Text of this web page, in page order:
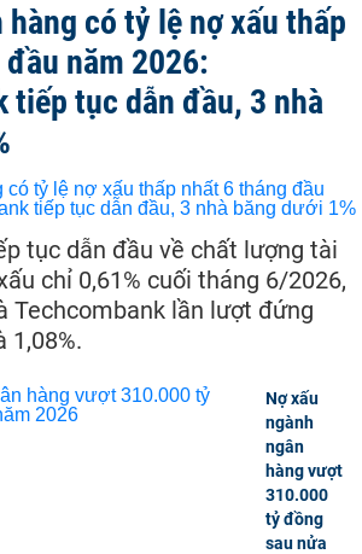
hàng có tỷ lệ nợ xấu thấp
năm 2026:
tiếp tục dẫn đầu, 3 nhà
tục dẫn đầu về chất lượng tài
chỉ 0,61% cuối tháng 6/2026,
Techcombank lần lượt đứng
1,08%.
Nợ xấu
ngành
ngân
hàng vượt
310.000
tỷ đồng
sau nửa